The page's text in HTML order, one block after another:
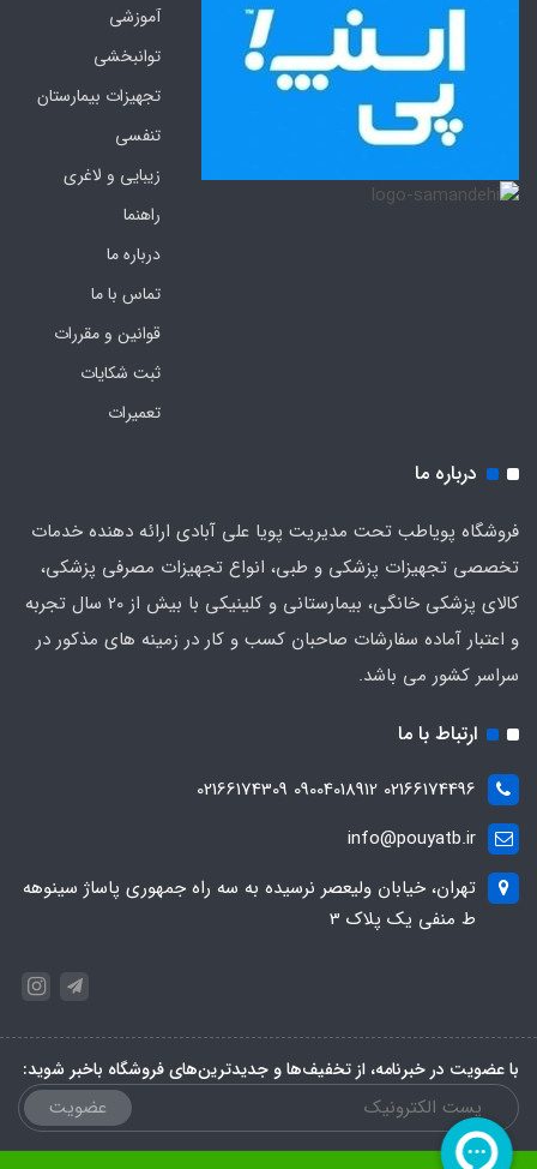
آموزشی
توانبخشی
تجهیزات بیمارستان
تنفسی
زیبایی و لاغری
راهنما
درباره ما
تماس با ما
قوانین و مقررات
ثبت شکایات
تعمیرات
درباره ما
فروشگاه پویاطب تحت مدیریت پویا علی آبادی ارائه دهنده خدمات
تخصصی تجهیزات پزشکی و طبی، انواع تجهیزات مصرفی پزشکی،
کالای پزشکی خانگی، بیمارستانی و کلینیکی با بیش از 20 سال تجربه
و اعتبار آماده سفارشات صاحبان کسب و کار در زمینه های مذکور در
سراسر کشور می باشد.
ارتباط با ما
02166174496 09004018912 02166174309
info@pouyatb.ir
تهران، خیابان ولیعصر نرسیده به سه راه جمهوری پاساژ سینوهه
ط منفی یک پلاک 3
با عضویت در خبرنامه، از تخفیف‌ها و جدیدترین‌های فروشگاه باخبر شوید:
عضویت